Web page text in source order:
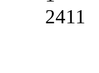
2411